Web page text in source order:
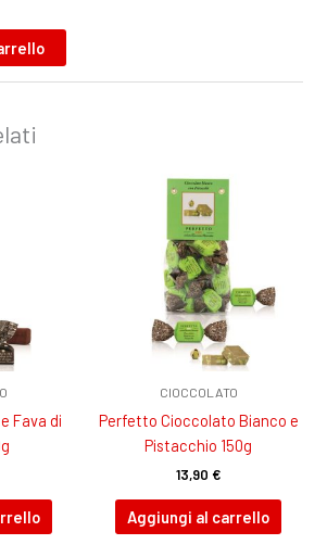
Fava di
CIOCCOLATO
Perfetto Cioccolato Bianco e
Pistacchio 150g
13,90 €
Aggiungi al carrello